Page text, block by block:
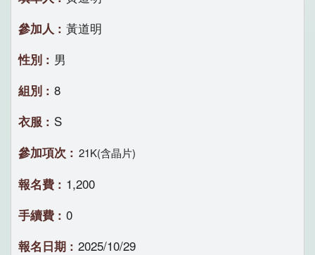
黃道明
男
8
S
21K(含晶片)
1,200
0
2025/10/29